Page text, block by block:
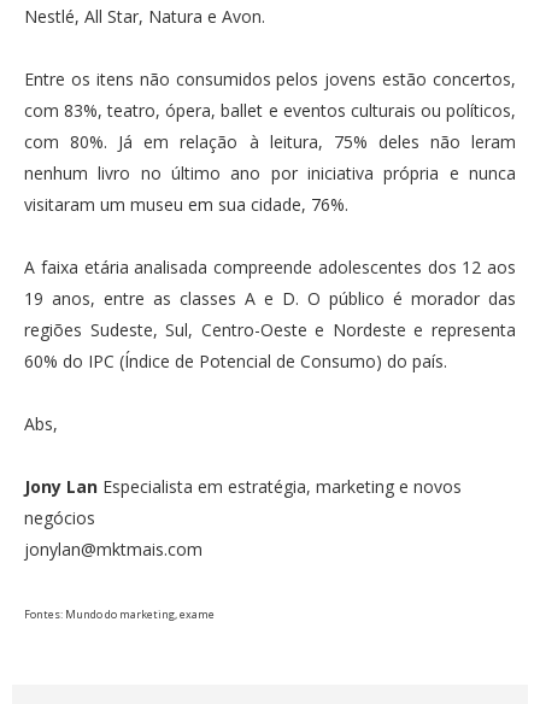
Nestlé, All Star, Natura e Avon.
Entre os itens não consumidos pelos jovens estão concertos,
com 83%, teatro, ópera, ballet e eventos culturais ou políticos,
com 80%. Já em relação à leitura, 75% deles não leram
nenhum livro no último ano por iniciativa própria e nunca
visitaram um museu em sua cidade, 76%.
A faixa etária analisada compreende adolescentes dos 12 aos
19 anos, entre as classes A e D. O público é morador das
regiões Sudeste, Sul, Centro-Oeste e Nordeste e representa
60% do IPC (Índice de Potencial de Consumo) do país.
Abs,
Jony Lan Especialista em estratégia, marketing e novos
negócios
jonylan@mktmais.com
Fontes: Mundo do marketing, exame